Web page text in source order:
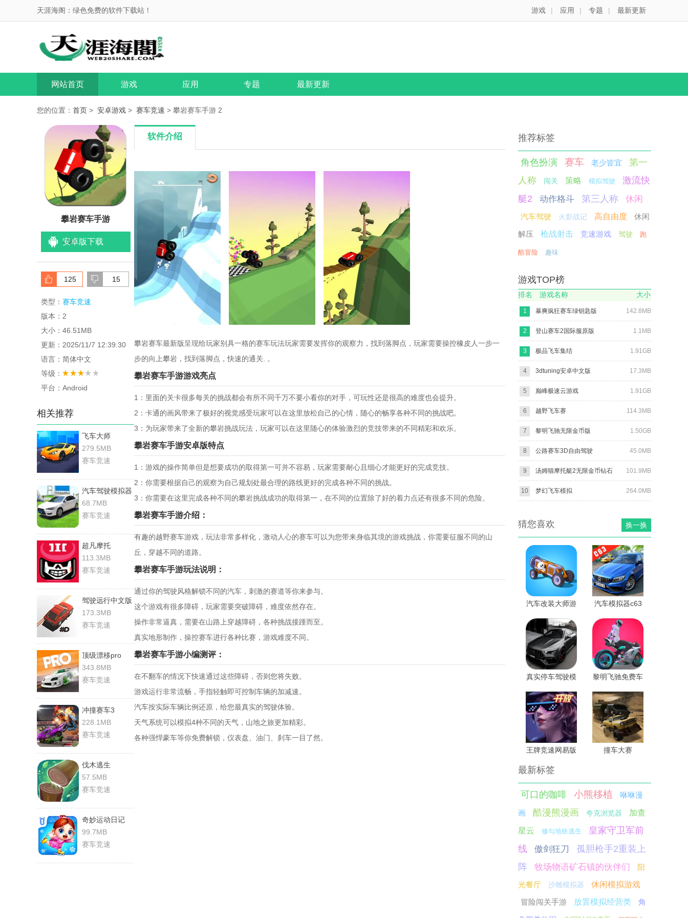
天涯海阁：绿色免费的软件下载站！ 游戏 | 应用 | 专题 | 最新更新
网站首页 游戏 应用 专题 最新更新
您的位置： 首页 > 安卓游戏 > 赛车竞速 > 攀岩赛车手游 2
攀岩赛车手游
安卓版下载
</li>
125 15
类型： 赛车竞速
版本：2
大小：46.51MB
更新：2025/11/7 12:39:30
语言：简体中文
等级：
平台：Android
相关推荐
飞车大师
279.5MB
赛车竞速
汽车驾驶模拟器
68.7MB
赛车竞速
超凡摩托
113.3MB
赛车竞速
驾驶远行中文版
173.3MB
赛车竞速
顶级漂移pro
343.8MB
赛车竞速
冲撞赛车3
228.1MB
赛车竞速
伐木逃生
57.5MB
赛车竞速
奇妙运动日记
99.7MB
赛车竞速
软件介绍
攀岩赛车最新版呈现给玩家别具一格的赛车玩法玩家需要发挥你的观察力，找到落脚点，玩家需要操控橡皮人一步一
步的向上攀岩，找到落脚点，快速的通关. 。
攀岩赛车手游游戏亮点
1：里面的关卡很多每关的挑战都会有所不同千万不要小看你的对手，可玩性还是很高的难度也会提升。
2：卡通的画风带来了极好的视觉感受玩家可以在这里放松自己的心情，随心的畅享各种不同的挑战吧。
3：为玩家带来了全新的攀岩挑战玩法，玩家可以在这里随心的体验激烈的竞技带来的不同精彩和欢乐。
攀岩赛车手游安卓版特点
1：游戏的操作简单但是想要成功的取得第一可并不容易，玩家需要耐心且细心才能更好的完成竞技。
2：你需要根据自己的观察为自己规划处最合理的路线更好的完成各种不同的挑战。
3：你需要在这里完成各种不同的攀岩挑战成功的取得第一，在不同的位置除了好的着力点还有很多不同的危险。
攀岩赛车手游介绍：
有趣的越野赛车游戏，玩法非常多样化，激动人心的赛车可以为您带来身临其境的游戏挑战，你需要征服不同的山
丘，穿越不同的道路。
攀岩赛车手游玩法说明：
通过你的驾驶风格解锁不同的汽车，刺激的赛道等你来参与。
这个游戏有很多障碍，玩家需要突破障碍，难度依然存在。
操作非常逼真，需要在山路上穿越障碍，各种挑战接踵而至。
真实地形制作，操控赛车进行各种比赛，游戏难度不同。
攀岩赛车手游小编测评：
在不翻车的情况下快速通过这些障碍，否则您将失败。
游戏运行非常流畅，手指轻触即可控制车辆的加减速。
汽车按实际车辆比例还原，给您最真实的驾驶体验。
天气系统可以模拟4种不同的天气，山地之旅更加精彩。
各种强悍豪车等你免费解锁，仪表盘、油门、刹车一目了然。
推荐标签
角色扮演 赛车 老少皆宜
第一
人称
闯关 策略 模拟驾驶
激流快
艇2
动作格斗 第三人称 休闲
汽车驾驶 火影战记 高自由度
休闲
解压
枪战射击 竞速游戏 驾驶 跑
酷冒险 趣味
游戏TOP榜
排名 游戏名称 大小
1 142.8MB
暴爽疯狂赛车绿钥匙版
2 1.1MB
登山赛车2国际服原版
3 1.91GB
极品飞车集结
4 17.3MB
3dtuning安卓中文版
5 1.91GB
巅峰极速云游戏
6 114.3MB
越野飞车赛
7 1.50GB
黎明飞驰无限金币版
8 45.0MB
公路赛车3D自由驾驶
9 101.9MB
汤姆猫摩托艇2无限金币钻石
10 264.0MB
梦幻飞车模拟
换一换
猜您喜欢
汽车改装大师游
师安装器)
汽车模拟器c63
真实停车驾驶模
黎明飞驰免费车
王牌竞速网易版 撞车大赛
最新标签
可口的咖啡 小熊移植 咻咻漫
画 酷漫熊漫画 夸克浏览器 加查
星云 修勾地铁逃生
皇家守卫军前
线
傲剑狂刀
孤胆枪手2重装上
阵
牧场物语矿石镇的伙伴们
阳
光餐厅
沙雕模拟器
休闲模拟游戏
冒险闯关手游
放置模拟经营类
角